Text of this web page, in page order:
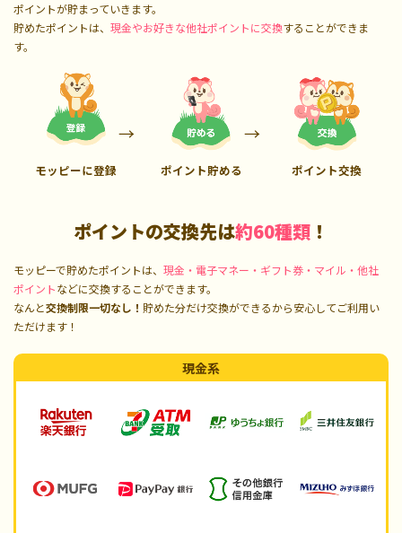
ポイントが貯まっていきます。
貯めたポイントは、 現金やお好きな他社ポイントに交換することができま
す。
モッピーに登録 ポイント貯める ポイント交換
ポイントの交換先は約60種類 ！
モッピーで貯めたポイントは、 現金・電子マネー・ギフト券・マイル・他社
ポイントなどに交換することができます。
なんと交換制限一切なし！ 貯めた分だけ交換ができるから安心してご利用い
ただけます！
現金系